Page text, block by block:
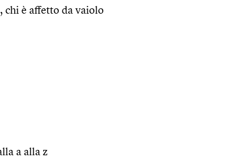
chi è affetto da vaiolo
a alla z